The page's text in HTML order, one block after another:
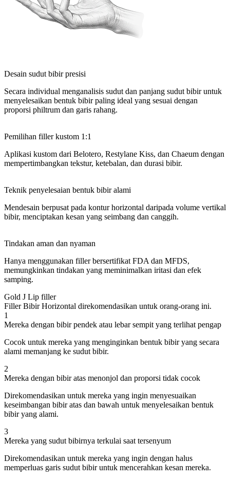
Desain sudut bibir presisi
Secara individual menganalisis sudut dan panjang sudut bibir untuk
menyelesaikan bentuk bibir paling ideal yang sesuai dengan
proporsi philtrum dan garis rahang.
Pemilihan filler kustom 1:1
Aplikasi kustom dari Belotero, Restylane Kiss, dan Chaeum dengan
mempertimbangkan tekstur, ketebalan, dan durasi bibir.
Teknik penyelesaian bentuk bibir alami
Mendesain berpusat pada kontur horizontal daripada volume vertikal
bibir, menciptakan kesan yang seimbang dan canggih.
Tindakan aman dan nyaman
Hanya menggunakan filler bersertifikat FDA dan MFDS,
memungkinkan tindakan yang meminimalkan iritasi dan efek
samping.
Gold J Lip filler
Filler Bibir Horizontal direkomendasikan untuk orang-orang ini.
1
Mereka dengan bibir pendek atau lebar sempit yang terlihat pengap
Cocok untuk mereka yang menginginkan bentuk bibir yang secara
alami memanjang ke sudut bibir.
2
Mereka dengan bibir atas menonjol dan proporsi tidak cocok
Direkomendasikan untuk mereka yang ingin menyesuaikan
keseimbangan bibir atas dan bawah untuk menyelesaikan bentuk
bibir yang alami.
3
Mereka yang sudut bibirnya terkulai saat tersenyum
Direkomendasikan untuk mereka yang ingin dengan halus
memperluas garis sudut bibir untuk mencerahkan kesan mereka.